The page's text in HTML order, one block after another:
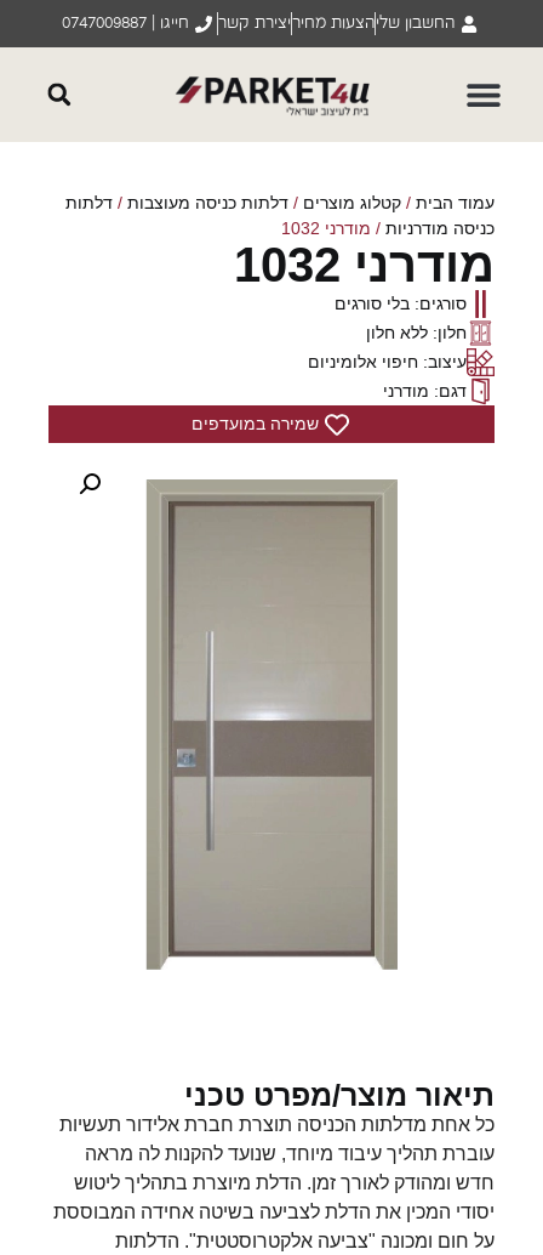
החשבון שליהצעות מחיריצירת קשר חייגו | 0747009887
עמוד הבית/קטלוג מוצרים/דלתות כניסה מעוצבות/דלתות
כניסה מודרניות/ מודרני 1032
מודרני 1032
סורגים: בלי סורגים
חלון: ללא חלון
עיצוב: חיפוי אלומיניום
דגם: מודרני
שמירה במועדפים
תיאור מוצר/מפרט טכני
כל אחת מדלתות הכניסה תוצרת חברת אלידור תעשיות
עוברת תהליך עיבוד מיוחד, שנועד להקנות לה מראה
חדש ומהודק לאורך זמן. הדלת מיוצרת בתהליך ליטוש
יסודי המכין את הדלת לצביעה בשיטה אחידה המבוססת
על חום ומכונה "צביעה אלקטרוסטטית". הדלתות